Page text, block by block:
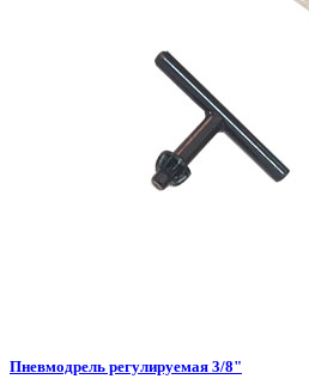
Пневмодрель регулируемая 3/8"